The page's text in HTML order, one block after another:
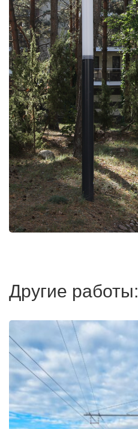
Другие работы: